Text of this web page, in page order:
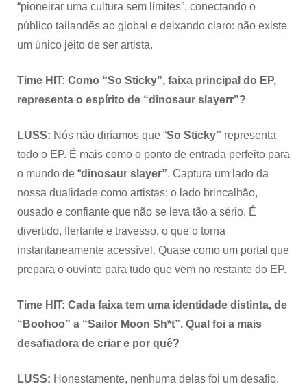
“pioneirar uma cultura sem limites”, conectando o
público tailandês ao global e deixando claro: não existe
um único jeito de ser artista.
Time HIT: Como “So Sticky”, faixa principal do EP,
representa o espírito de “dinosaur slayerr”?
LUSS: Nós não diríamos que “So Sticky” representa
todo o EP. É mais como o ponto de entrada perfeito para
o mundo de “dinosaur slayer”. Captura um lado da
nossa dualidade como artistas: o lado brincalhão,
ousado e confiante que não se leva tão a sério. É
divertido, flertante e travesso, o que o torna
instantaneamente acessível. Quase como um portal que
prepara o ouvinte para tudo que vem no restante do EP.
Time HIT: Cada faixa tem uma identidade distinta, de
“Boohoo” a “Sailor Moon Sh*t”. Qual foi a mais
desafiadora de criar e por quê?
LUSS: Honestamente, nenhuma delas foi um desafio.